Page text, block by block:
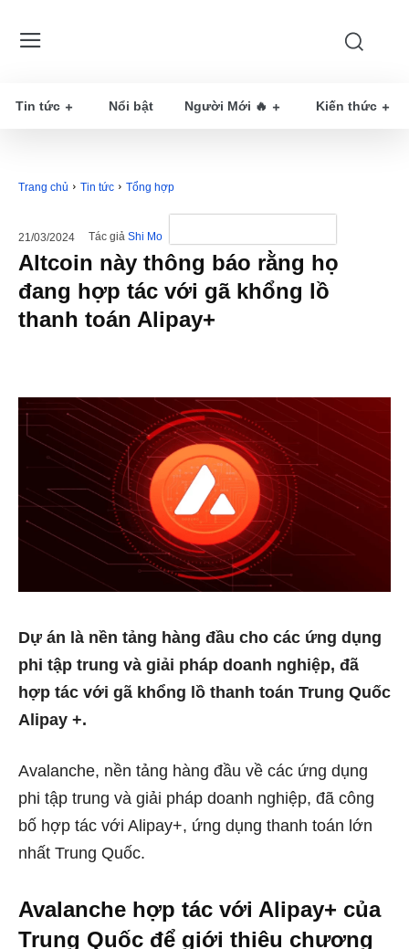
Tin tức Nổi bật Người Mới 🔥 Kiến thức
Trang chủ Tin tức Tổng hợp
21/03/2024 Tác giả Shi Mo
Altcoin này thông báo rằng họ
đang hợp tác với gã khổng lồ
thanh toán Alipay+
Dự án là nền tảng hàng đầu cho các ứng dụng
phi tập trung và giải pháp doanh nghiệp, đã
hợp tác với gã khổng lồ thanh toán Trung Quốc
Alipay +.
Avalanche, nền tảng hàng đầu về các ứng dụng
phi tập trung và giải pháp doanh nghiệp, đã công
bố hợp tác với Alipay+, ứng dụng thanh toán lớn
nhất Trung Quốc.
Avalanche hợp tác với Alipay+ của
Trung Quốc để giới thiệu chương